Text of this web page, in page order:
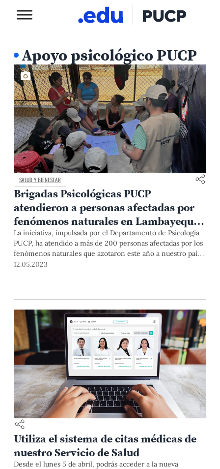
Apoyo psicológico PUCP
SALUD Y BIENESTAR
Brigadas Psicológicas PUCP
atendieron a personas afectadas por
fenómenos naturales en Lambayeque
y Jicamarca
La iniciativa, impulsada por el Departamento de Psicología
PUCP, ha atendido a más de 200 personas afectadas por los
fenómenos naturales que azotaron este año a nuestro país.
Conoce la labor de este grupo en la siguiente nota.
12.05.2023
Utiliza el sistema de citas médicas de
nuestro Servicio de Salud
Desde el lunes 5 de abril, podrás acceder a la nueva